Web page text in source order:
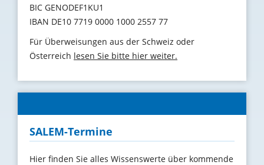
BIC GENODEF1KU1
IBAN DE10 7719 0000 1000 2557 77
Für Überweisungen aus der Schweiz oder
Österreich lesen Sie bitte hier weiter.
SALEM-Termine
Hier finden Sie alles Wissenswerte über kommende